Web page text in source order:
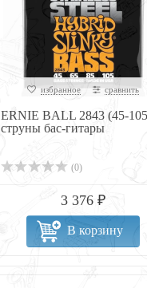
избранное сравнить
ERNIE BALL 2843 (45-
струны бас-гитары
(0)
3 376 ₽
В корзину